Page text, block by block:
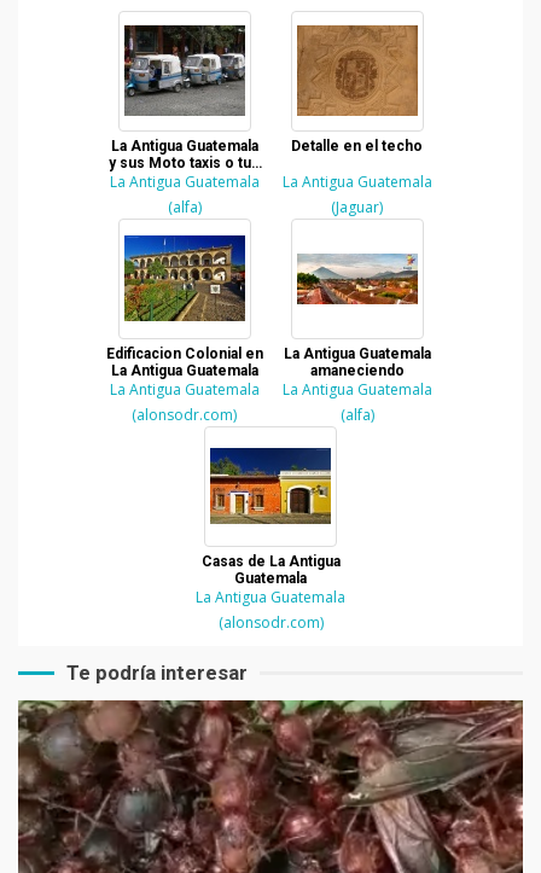
La Antigua Guatemala
y sus Moto taxis o tuk
tuks
La Antigua Guatemala
(alfa)
Detalle en el techo
La Antigua Guatemala
(Jaguar)
Edificacion Colonial en
La Antigua Guatemala
La Antigua Guatemala
(alonsodr.com)
La Antigua Guatemala
amaneciendo
La Antigua Guatemala
(alfa)
Casas de La Antigua
Guatemala
La Antigua Guatemala
(alonsodr.com)
Te podría interesar